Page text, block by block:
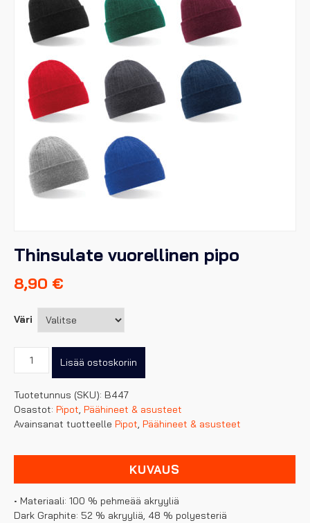
Thinsulate vuorellinen pipo
8,90 €
Väri
vuorellinen
määrä
Lisää ostoskoriin
Tuotetunnus (SKU): B447
Osastot: Pipot, Päähineet & asusteet
Avainsanat tuotteelle Pipot, Päähineet & asusteet
KUVAUS
• Materiaali: 100 % pehmeää akryyliä
Dark Graphite: 52 % akryyliä, 48 % polyesteriä